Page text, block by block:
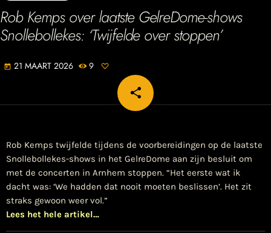
Rob Kemps over laatste GelreDome-shows
Snollebollekes: ‘Twijfelde over stoppen’
today 21 MAART 2026 9
share
email
Rob Kemps twijfelde tijdens de voorbereidingen op de laatste
Snollebollekes-shows in het GelreDome aan zijn besluit om
met de concerten in Arnhem stoppen. “Het eerste wat ik
dacht was: ‘We hadden dat nooit moeten beslissen’. Het zit
straks gewoon weer vol.”
Lees het hele artikel…